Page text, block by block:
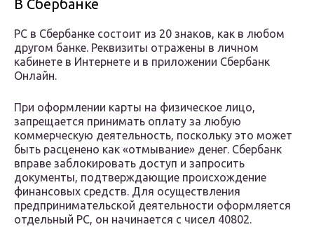
В Сбербанке
РС в Сбербанке состоит из 20 знаков, как в любом
другом банке. Реквизиты отражены в личном
кабинете в Интернете и в приложении Сбербанк
Онлайн.
При оформлении карты на физическое лицо,
запрещается принимать оплату за любую
коммерческую деятельность, поскольку это может
быть расценено как «отмывание» денег. Сбербанк
вправе заблокировать доступ и запросить
документы, подтверждающие происхождение
финансовых средств. Для осуществления
предпринимательской деятельности оформляется
отдельный РС, он начинается с чисел 40802.